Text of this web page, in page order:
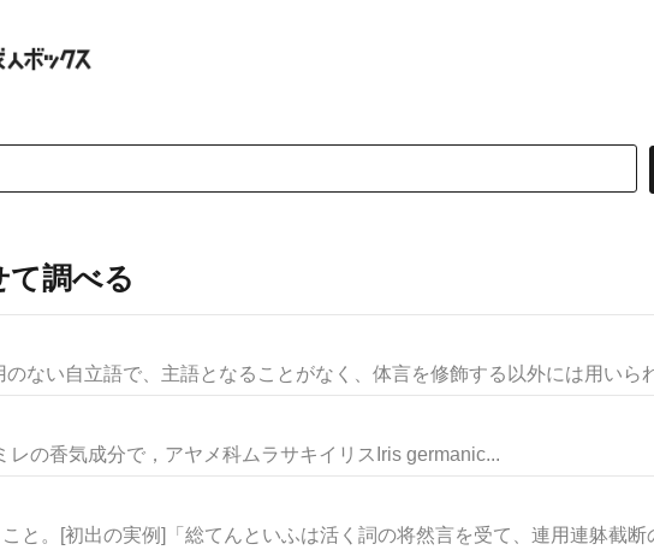
て調べる
のない自立語で、主語となることがなく、体言を修飾する以外には用いら
の香気成分で，アヤメ科ムラサキイリスIris germanic...
と。[初出の実例]「総てんといふは活く詞の将然言を受て、連用連躰截断